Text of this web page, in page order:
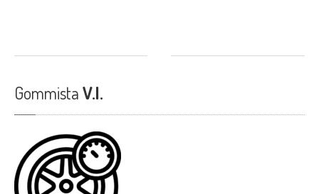
GommistaV.I.